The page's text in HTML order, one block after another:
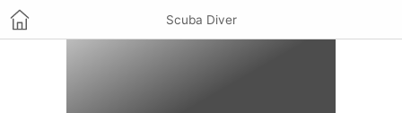
Scuba Diver